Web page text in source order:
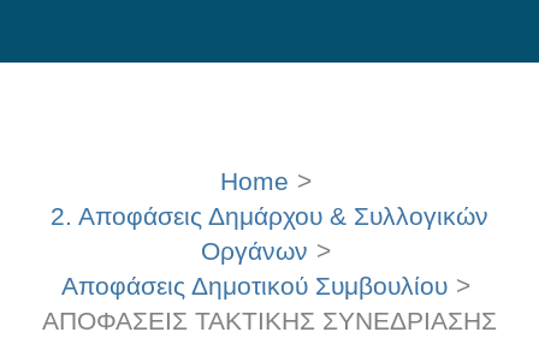
to
Home
2. Αποφάσεις Δημάρχου & Συλλογικών
Οργάνων
Αποφάσεις Δημοτικού Συμβουλίου
ΑΠΟΦΑΣΕΙΣ ΤΑΚΤΙΚΗΣ ΣΥΝΕΔΡΙΑΣΗΣ